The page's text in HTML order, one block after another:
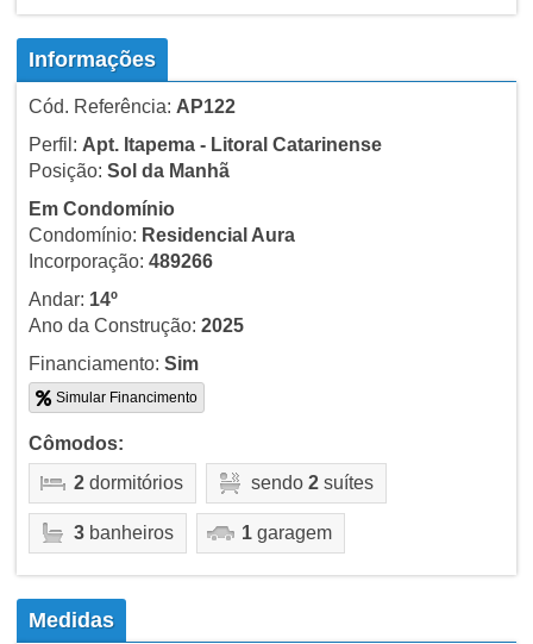
Informações
Cód. Referência: AP122
Perfil: Apt. Itapema - Litoral Catarinense
Posição: Sol da Manhã
Em Condomínio
Condomínio: Residencial Aura
Incorporação: 489266
Andar: 14º
Ano da Construção: 2025
Financiamento: Sim
Simular Financimento
Cômodos:
2dormitórios sendo 2suítes
3banheiros 1garagem
Medidas